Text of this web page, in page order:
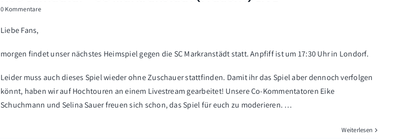
0 Kommentare
Liebe Fans,
morgen findet unser nächstes Heimspiel gegen die SC Markranstädt statt. Anpfiff ist um 17:30 Uhr in Londorf.
Leider muss auch dieses Spiel wieder ohne Zuschauer stattfinden. Damit ihr das Spiel aber dennoch verfolgen
könnt, haben wir auf Hochtouren an einem Livestream gearbeitet! Unsere Co-Kommentatoren Eike
Schuchmann und Selina Sauer freuen sich schon, das Spiel für euch zu moderieren. …
Weiterlesen